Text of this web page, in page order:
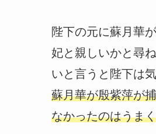
陛下の元に蘇月華
妃と親しいかと尋
いと言うと陛下は
蘇月華が殷紫萍が
なかったのはうま